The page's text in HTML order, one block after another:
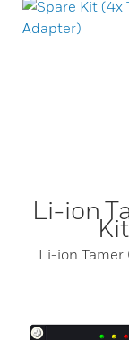
Li-ion
Li-ion Tamer